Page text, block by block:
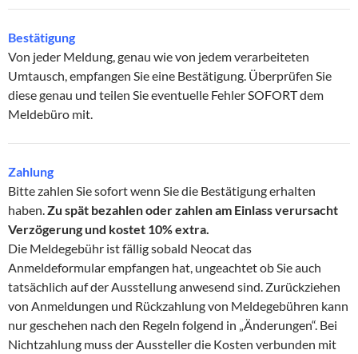
Bestätigung
Von jeder Meldung, genau wie von jedem verarbeiteten
Umtausch, empfangen Sie eine Bestätigung. Überprüfen Sie
diese genau und teilen Sie eventuelle Fehler SOFORT dem
Meldebüro mit.
Zahlung
Bitte zahlen Sie sofort wenn Sie die Bestätigung erhalten
haben.Zu spät bezahlen oder zahlen am Einlass verursacht
Verzögerung und kostet 10% extra.
Die Meldegebühr ist fällig sobald Neocat das
Anmeldeformular empfangen hat, ungeachtet ob Sie auch
tatsächlich auf der Ausstellung anwesend sind. Zurückziehen
von Anmeldungen und Rückzahlung von Meldegebühren kann
nur geschehen nach den Regeln folgend in „Änderungen“. Bei
Nichtzahlung muss der Aussteller die Kosten verbunden mit